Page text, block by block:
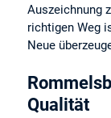
Auszeichnung
richtigen Weg
Neue
Qualität